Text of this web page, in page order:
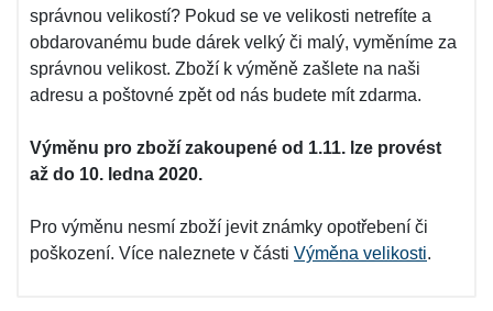
správnou velikostí? Pokud se ve velikosti netrefíte a
obdarovanému bude dárek velký či malý, vyměníme za
správnou velikost. Zboží k výměně zašlete na naši
adresu a poštovné zpět od nás budete mít zdarma.
Výměnu pro zboží zakoupené od 1.11. lze provést
až do 10. ledna 2020.
Pro výměnu nesmí zboží jevit známky opotřebení či
poškození. Více naleznete v části Výměna velikosti.